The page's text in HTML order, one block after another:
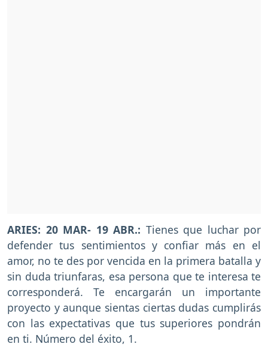
ARIES: 20 MAR- 19 ABR.: Tienes que luchar por
defender tus sentimientos y confiar más en el
amor, no te des por vencida en la primera batalla y
sin duda triunfaras, esa persona que te interesa te
corresponderá. Te encargarán un importante
proyecto y aunque sientas ciertas dudas cumplirás
con las expectativas que tus superiores pondrán
en ti. Número del éxito, 1.